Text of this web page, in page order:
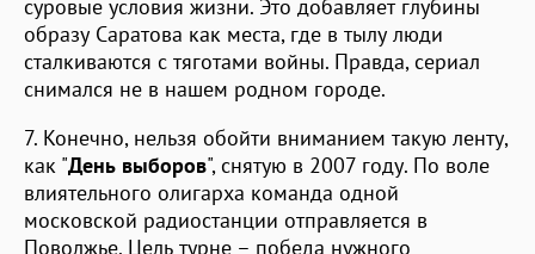
суровые условия жизни. Это добавляет глубины
образу Саратова как места, где в тылу люди
сталкиваются с тяготами войны. Правда, сериал
снимался не в нашем родном городе.
7. Конечно, нельзя обойти вниманием такую ленту,
как "День выборов", снятую в 2007 году. По воле
влиятельного олигарха команда одной
московской радиостанции отправляется в
Поволжье. Цель турне – победа нужного